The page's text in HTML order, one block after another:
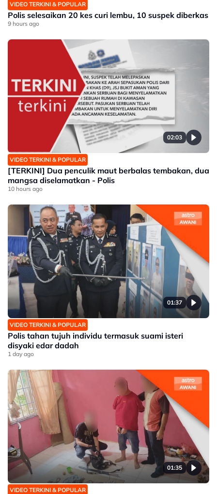
VIDEO TERKINI & POPULAR
Polis selesaikan 20 kes curi lembu, 10 suspek diberkas
9 hours ago
02:03
VIDEO TERKINI & POPULAR
[TERKINI] Dua penculik maut berbalas tembakan, dua
mangsa diselamatkan - Polis
10 hours ago
01:37
VIDEO TERKINI & POPULAR
Polis tahan tujuh individu termasuk suami isteri
disyaki edar dadah
1 day ago
01:35
VIDEO TERKINI & POPULAR